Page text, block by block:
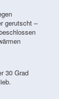
gerutscht –
30 Grad